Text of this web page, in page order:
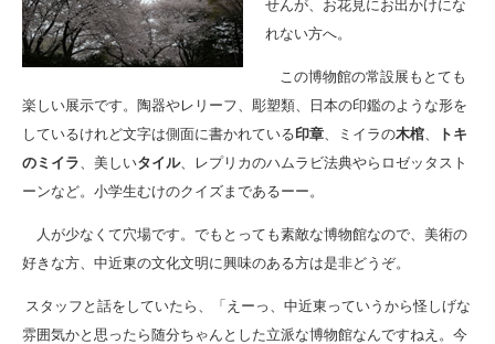
せんが、お花見にお出かけにな
れない方へ。
この博物館の常設展もとても
楽しい展示です。陶器やレリーフ、彫塑類、日本の印鑑のような形を
しているけれど文字は側面に書かれている印章、ミイラの木棺、
トキ
のミイラ、美しいタイル、レプリカのハムラビ法典やらロゼッタスト
ーンなど。小学生むけのクイズまであるーー。
人が少なくて穴場です。でもとっても素敵な博物館なので、美術の
好きな方、中近東の文化文明に興味のある方は是非どうぞ。
スタッフと話をしていたら、「えーっ、中近東っていうから怪しげな
雰囲気かと思ったら随分ちゃんとした立派な博物館なんですねえ。今